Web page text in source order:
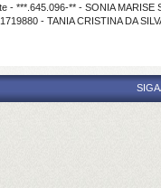
- ***.645.096-** - SONIA MARISE
- TANIA CRISTINA DA